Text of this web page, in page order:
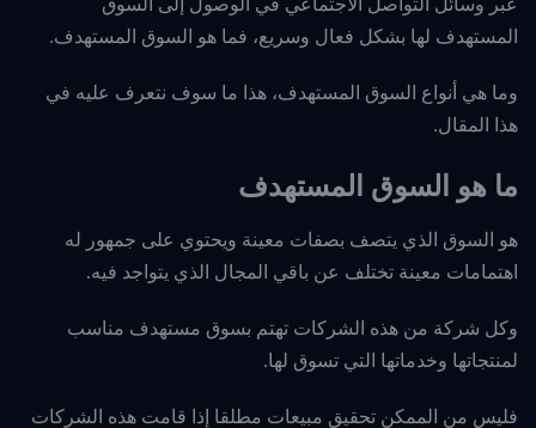
المستهدف لها بشكل فعال وسريع، فما هو السوق المستهدف.
وما هي أنواع السوق المستهدف، هذا ما سوف نتعرف عليه في
هذا المقال.
ما هو السوق المستهدف
هو السوق الذي يتصف بصفات معينة ويحتوي على جمهور له
اهتمامات معينة تختلف عن باقي المجال الذي يتواجد فيه.
وكل شركة من هذه الشركات تهتم بسوق مستهدف مناسب
لمنتجاتها وخدماتها التي تسوق لها.
فليس من الممكن تحقيق مبيعات مطلقا إذا قامت هذه الشركات